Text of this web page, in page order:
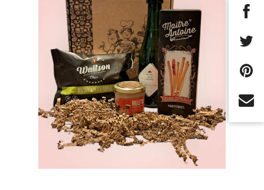
Streekwinkel
Cadeaubon